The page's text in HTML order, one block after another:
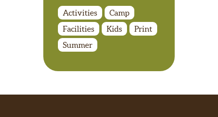
Activities
Camp
Facilities
Kids
Print
Summer